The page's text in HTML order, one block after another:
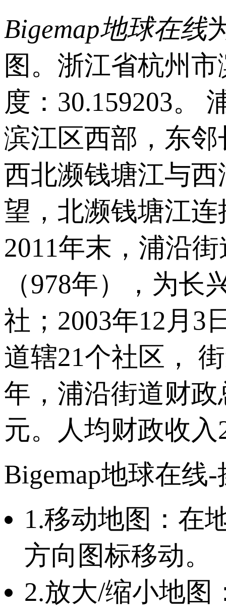
Bigemap地球在线
图。浙江省杭州
度：30.159203。
滨江区西部，东
西北濒钱塘江与
望，北濒钱塘江
2011年末，浦沿
（978年），为
社；2003年12月3
道辖21个社区，
年，浦沿街道财
元。人均财政收入
Bigemap地球在线
1.移动地图：在
方向图标移动。
2.放大/缩小地图